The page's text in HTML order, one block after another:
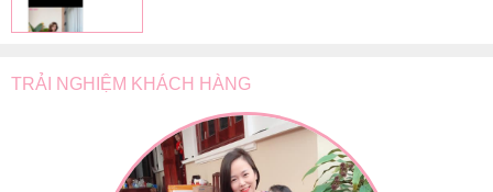
TRẢI NGHIỆM KHÁCH HÀNG